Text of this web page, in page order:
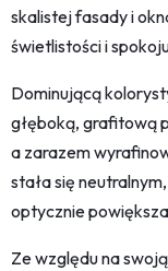
skalistej fasady i
świetlistości i
Dominującą
głęboką, grafitową
a zarazem
stała się
optycznie
Ze względu na